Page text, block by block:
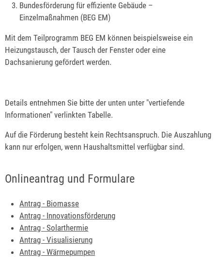
Bundesförderung für effiziente Gebäude –
Einzelmaßnahmen (BEG EM)
Mit dem Teilprogramm BEG EM können beispielsweise ein
Heizungstausch, der Tausch der Fenster oder eine
Dachsanierung gefördert werden.
Details entnehmen Sie bitte der unten unter "vertiefende
Informationen" verlinkten Tabelle.
Auf die Förderung besteht kein Rechtsanspruch. Die Auszahlung
kann nur erfolgen, wenn Haushaltsmittel verfügbar sind.
Onlineantrag und Formulare
Antrag - Biomasse
Antrag - Innovationsförderung
Antrag - Solarthermie
Antrag - Visualisierung
Antrag - Wärmepumpen